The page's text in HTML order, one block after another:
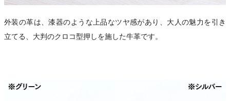
外装の革は、漆器のような上品なツヤ感があり、大人の魅力を引き
立てる、大判のクロコ型押しを施した牛革です。